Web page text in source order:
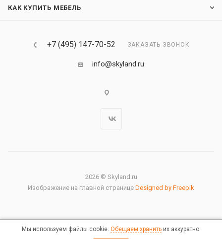
КАК КУПИТЬ МЕБЕЛЬ
+7 (495) 147-70-52 ЗАКАЗАТЬ ЗВОНОК
info@skyland.ru
2026 © Skyland.ru
Изображение на главной странице Designed by Freepik
Правовая информация
Мы используем файлы cookie. Обещаем хранитьих аккуратно.